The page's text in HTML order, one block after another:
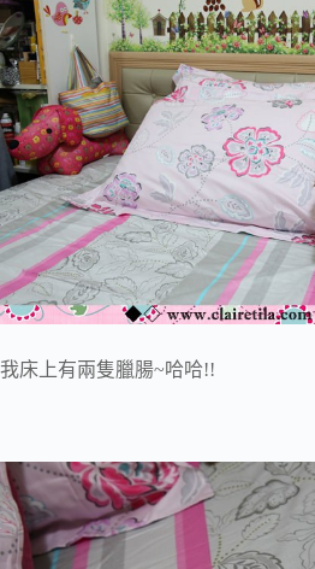
我床上有兩隻臘腸~哈哈!!